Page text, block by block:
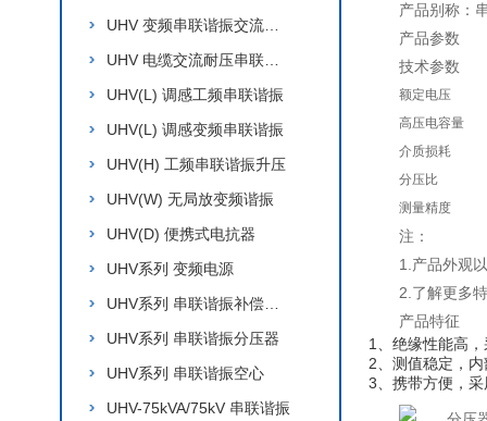
UHV(L) 调感工频串联谐振
UHV(L) 调感变频串联谐振
UHV(H) 工频串联谐振升压
UHV(W) 无局放变频谐振
UHV(D) 便携式电抗器
UHV系列 变频电源
UHV系列 串联谐振分压器
UHV系列 串联谐振空心
UHV-75kVA/75kV 串联谐振
产品别称：
产品参数
技术参数
额定电压
高压电容量
介质损耗
分压比
测量精度
注：
1.产品外观
2.了解更多
产品特征
1、绝缘性能高
2、测值稳定，
3、携带方便，